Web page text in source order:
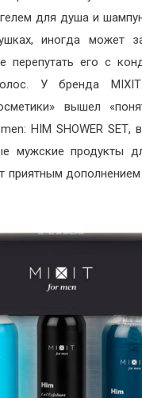
для душа и
иногда может
перепутать его с
У брендаMIXIT
вышел
men:HIM SHOWER SET,
мужские продукты
приятным